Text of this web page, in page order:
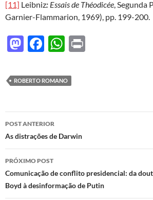
[11] Leibniz: Essais de Théodicée, Segunda
Garnier-Flammarion, 1969), pp. 199-200.
M
to
o
n
F
e
o
o
k
W
at
A
p
ROBERTO ROMANO
Navegação
de
posts
POST ANTERIOR
As distrações de Darwin
PRÓXIMO POST
Comunicação de conflito presidencial: da
Boyd à desinformação de Putin